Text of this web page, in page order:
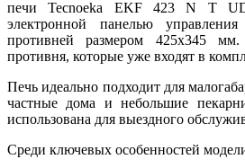
печи Tecnoeka EKF 423 N T
электронной панелью
противней размером 425х345
противня, которые уже входят в
Печь идеально подходит для
частные дома и небольшие
использована для выездного
Среди ключевых особенностей